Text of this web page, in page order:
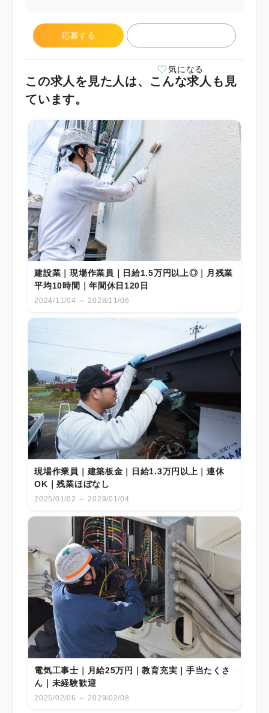
応募する
気になる
この求人を見た人は、こんな求人も見
ています。
建設業｜現場作業員｜日給1.5万円以上◎｜月残業
平均10時間｜年間休日120日
2024/11/04 ～ 2028/11/06
現場作業員｜建築板金｜日給1.3万円以上｜連休
OK｜残業ほぼなし
2025/01/02 ～ 2029/01/04
電気工事士｜月給25万円｜教育充実｜手当たくさ
ん｜未経験歓迎
2025/02/06 ～ 2029/02/08